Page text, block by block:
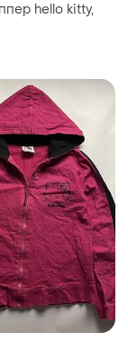
hello kitty,